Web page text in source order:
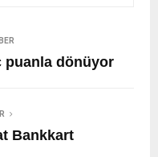
puanla dönüyor
Bankkart